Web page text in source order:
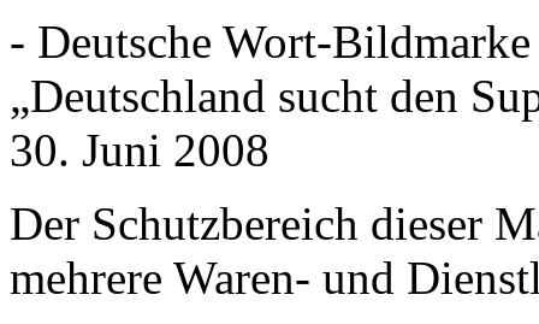
- Deutsche Wort-
„Deutschland sucht den
30. Juni 2008
Der Schutzbereich dieser
mehrere Waren- und